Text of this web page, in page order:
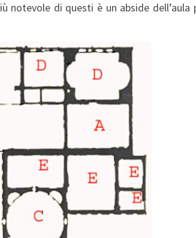
di questi è un abside dell’aula